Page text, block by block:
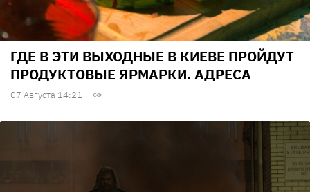
ГДЕ В ЭТИ ВЫХОДНЫЕ В КИЕВЕ ПРОЙДУТ
ПРОДУКТОВЫЕ ЯРМАРКИ. АДРЕСА
07 Августа 14:21